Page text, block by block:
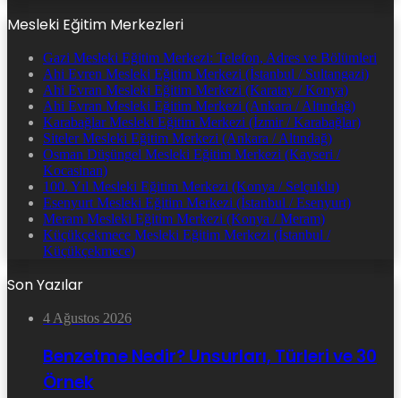
Mesleki Eğitim Merkezleri
Gazi Mesleki Eğitim Merkezi: Telefon, Adres ve Bölümleri
Ahi Evren Mesleki Eğitim Merkezi (İstanbul / Sultangazi)
Ahi Evran Mesleki Eğitim Merkezi (Karatay / Konya)
Ahi Evran Mesleki Eğitim Merkezi (Ankara / Altındağ)
Karabağlar Mesleki Eğitim Merkezi (İzmir / Karabağlar)
Siteler Mesleki Eğitim Merkezi (Ankara / Altındağ)
Osman Düşüngel Mesleki Eğitim Merkezi (Kayseri /
Kocasinan)
100. Yıl Mesleki Eğitim Merkezi (Konya / Selçuklu)
Esenyurt Mesleki Eğitim Merkezi (İstanbul / Esenyurt)
Meram Mesleki Eğitim Merkezi (Konya / Meram)
Küçükçekmece Mesleki Eğitim Merkezi (İstanbul /
Küçükçekmece)
Son Yazılar
4 Ağustos 2026
Benzetme Nedir? Unsurları, Türleri ve 30
Örnek